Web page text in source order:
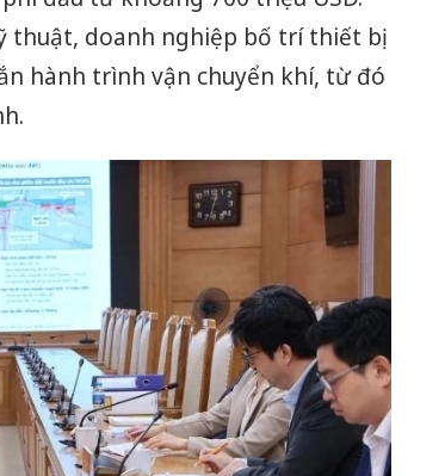
thuật, doanh nghiệp bố trí thiết bị
hành trình vận chuyển khí, từ đó